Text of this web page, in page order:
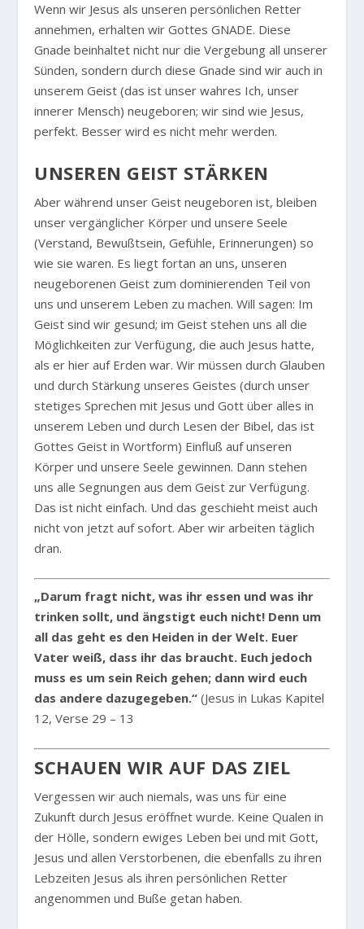
Wenn wir Jesus als unseren persönlichen Retter
annehmen, erhalten wir Gottes GNADE. Diese
Gnade beinhaltet nicht nur die Vergebung all unserer
Sünden, sondern durch diese Gnade sind wir auch in
unserem Geist (das ist unser wahres Ich, unser
innerer Mensch) neugeboren; wir sind wie Jesus,
perfekt. Besser wird es nicht mehr werden.
UNSEREN GEIST STÄRKEN
Aber während unser Geist neugeboren ist, bleiben
unser vergänglicher Körper und unsere Seele
(Verstand, Bewußtsein, Gefühle, Erinnerungen) so
wie sie waren. Es liegt fortan an uns, unseren
neugeborenen Geist zum dominierenden Teil von
uns und unserem Leben zu machen. Will sagen: Im
Geist sind wir gesund; im Geist stehen uns all die
Möglichkeiten zur Verfügung, die auch Jesus hatte,
als er hier auf Erden war. Wir müssen durch Glauben
und durch Stärkung unseres Geistes (durch unser
stetiges Sprechen mit Jesus und Gott über alles in
unserem Leben und durch Lesen der Bibel, das ist
Gottes Geist in Wortform) Einfluß auf unseren
Körper und unsere Seele gewinnen. Dann stehen
uns alle Segnungen aus dem Geist zur Verfügung.
Das ist nicht einfach. Und das geschieht meist auch
nicht von jetzt auf sofort. Aber wir arbeiten täglich
dran.
„Darum fragt nicht, was ihr essen und was ihr
trinken sollt, und ängstigt euch nicht! Denn um
all das geht es den Heiden in der Welt. Euer
Vater weiß, dass ihr das braucht. Euch jedoch
muss es um sein Reich gehen; dann wird euch
das andere dazugegeben.“ (Jesus in Lukas Kapitel
12, Verse 29 – 13
SCHAUEN WIR AUF DAS ZIEL
Vergessen wir auch niemals, was uns für eine
Zukunft durch Jesus eröffnet wurde. Keine Qualen in
der Hölle, sondern ewiges Leben bei und mit Gott,
Jesus und allen Verstorbenen, die ebenfalls zu ihren
Lebzeiten Jesus als ihren persönlichen Retter
angenommen und Buße getan haben.